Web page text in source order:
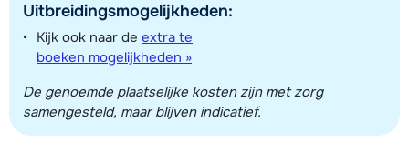
Uitbreidingsmogelijkheden:
Kijk ook naar de extra te
boeken mogelijkheden »
De genoemde plaatselijke kosten zijn met zorg
samengesteld, maar blijven indicatief.